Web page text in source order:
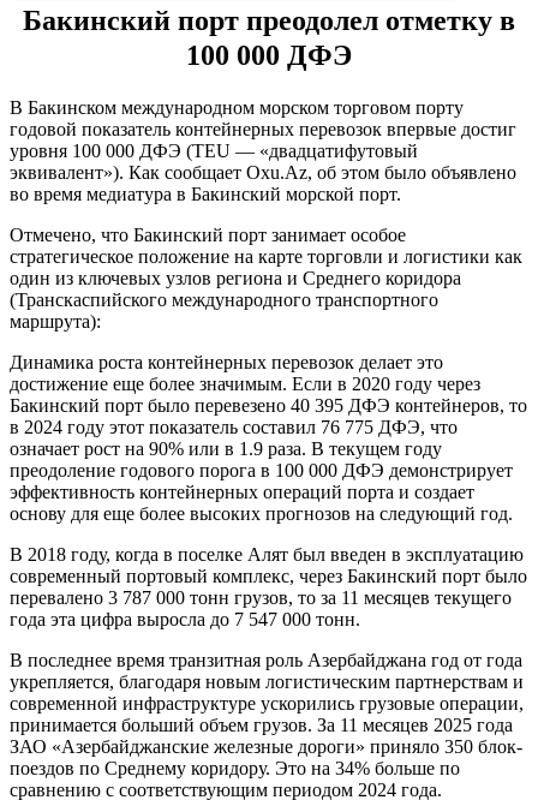
Бакинский порт преодолел отметку в
100 000 ДФЭ
В Бакинском международном морском торговом порту
годовой показатель контейнерных перевозок впервые достиг
уровня 100 000 ДФЭ (TEU — «двадцатифутовый
эквивалент»). Как сообщает Oxu.Az, об этом было объявлено
во время медиатура в Бакинский морской порт.
Отмечено, что Бакинский порт занимает особое
стратегическое положение на карте торговли и логистики как
один из ключевых узлов региона и Среднего коридора
(Транскаспийского международного транспортного
маршрута):
Динамика роста контейнерных перевозок делает это
достижение еще более значимым. Если в 2020 году через
Бакинский порт было перевезено 40 395 ДФЭ контейнеров, то
в 2024 году этот показатель составил 76 775 ДФЭ, что
означает рост на 90% или в 1.9 раза. В текущем году
преодоление годового порога в 100 000 ДФЭ демонстрирует
эффективность контейнерных операций порта и создает
основу для еще более высоких прогнозов на следующий год.
В 2018 году, когда в поселке Алят был введен в эксплуатацию
современный портовый комплекс, через Бакинский порт было
перевалено 3 787 000 тонн грузов, то за 11 месяцев текущего
года эта цифра выросла до 7 547 000 тонн.
В последнее время транзитная роль Азербайджана год от года
укрепляется, благодаря новым логистическим партнерствам и
современной инфраструктуре ускорились грузовые операции,
принимается больший объем грузов. За 11 месяцев 2025 года
ЗАО «Азербайджанские железные дороги» приняло 350 блок-
поездов по Среднему коридору. Это на 34% больше по
сравнению с соответствующим периодом 2024 года.